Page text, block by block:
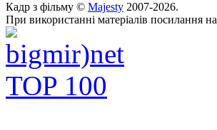
Кадр з фільму © Majesty 2007-2026.
При використанні матеріалів посилання на